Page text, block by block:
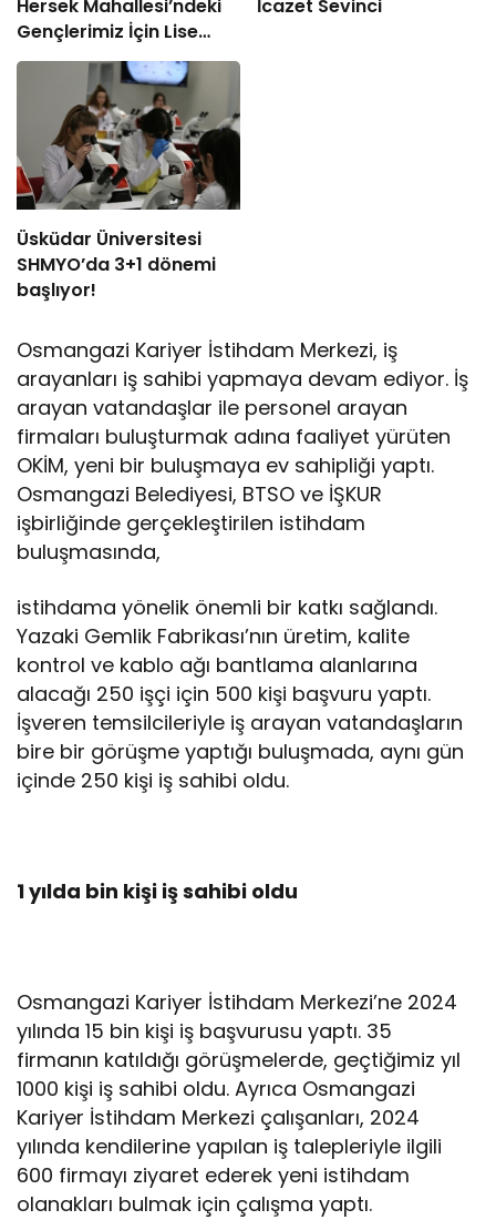
Hersek Mahallesi’ndeki
Gençlerimiz İçin Lise
Medeniyet Akademisi
İnşa Ediyoruz”
İcazet Sevinci
Üsküdar Üniversitesi
SHMYO’da 3+1 dönemi
başlıyor!
Osmangazi Kariyer İstihdam Merkezi, iş
arayanları iş sahibi yapmaya devam ediyor. İş
arayan vatandaşlar ile personel arayan
firmaları buluşturmak adına faaliyet yürüten
OKİM, yeni bir buluşmaya ev sahipliği yaptı.
Osmangazi Belediyesi, BTSO ve İŞKUR
işbirliğinde gerçekleştirilen istihdam
buluşmasında,
istihdama yönelik önemli bir katkı sağlandı.
Yazaki Gemlik Fabrikası’nın üretim, kalite
kontrol ve kablo ağı bantlama alanlarına
alacağı 250 işçi için 500 kişi başvuru yaptı.
İşveren temsilcileriyle iş arayan vatandaşların
bire bir görüşme yaptığı buluşmada, aynı gün
içinde 250 kişi iş sahibi oldu.
1 yılda bin kişi iş sahibi oldu
Osmangazi Kariyer İstihdam Merkezi’ne 2024
yılında 15 bin kişi iş başvurusu yaptı. 35
firmanın katıldığı görüşmelerde, geçtiğimiz yıl
1000 kişi iş sahibi oldu. Ayrıca Osmangazi
Kariyer İstihdam Merkezi çalışanları, 2024
yılında kendilerine yapılan iş talepleriyle ilgili
600 firmayı ziyaret ederek yeni istihdam
olanakları bulmak için çalışma yaptı.